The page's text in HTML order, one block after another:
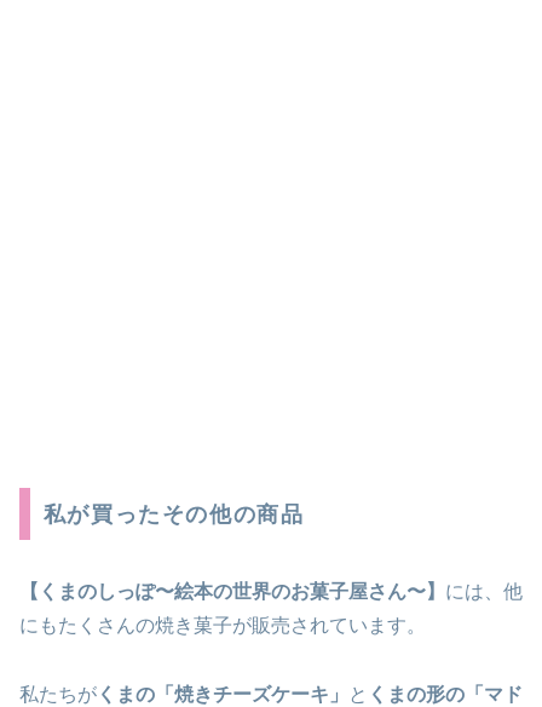
私が買ったその他の商品
【くまのしっぽ〜絵本の世界のお菓子屋さん〜】 には、他
にもたくさんの焼き菓子が販売されています。
私たちが くまの「焼きチーズケーキ」 と くまの形の「マド